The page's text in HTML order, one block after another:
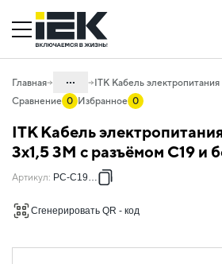
Главная ...
20. Оборудование
телекоммуникационное
20.05 Электропитание и
20.05.03 Кабели электропитания
20.05.03.01 Кабели
Сравнение 0 Избранное 0
ITK Кабель
3х1,5 3М с разъёмом C19 и
Артикул: PC-C19-3M
Сгенерировать QR - код